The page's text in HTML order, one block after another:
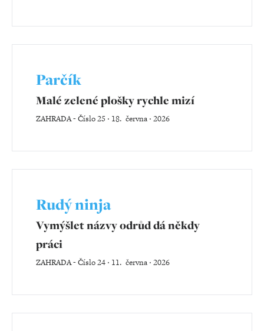
Parčík
Malé zelené plošky rychle mizí
ZAHRADA-Číslo 25 ‧ 18. června ‧ 2026
Rudý ninja
Vymýšlet názvy odrůd dá někdy
práci
ZAHRADA-Číslo 24 ‧ 11. června ‧ 2026